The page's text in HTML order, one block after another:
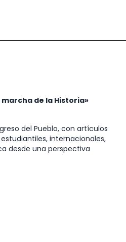
de la Historia»
del Pueblo, con artículos
internacionales,
desde una perspectiva